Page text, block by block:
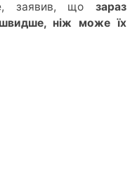
заявив, що зараз
ніж може їх